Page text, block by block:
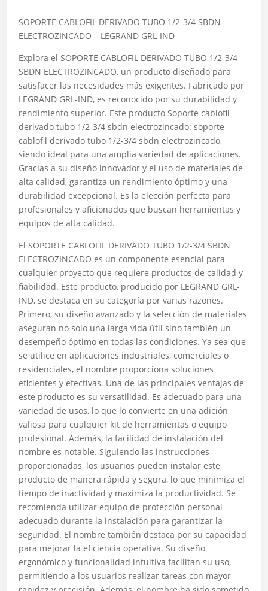
SOPORTE CABLOFIL DERIVADO TUBO 1/2-3/4 SBDN
ELECTROZINCADO – LEGRAND GRL-IND
Explora el SOPORTE CABLOFIL DERIVADO TUBO 1/2-3/4
SBDN ELECTROZINCADO, un producto diseñado para
satisfacer las necesidades más exigentes. Fabricado por
LEGRAND GRL-IND, es reconocido por su durabilidad y
rendimiento superior. Este producto Soporte cablofil
derivado tubo 1/2-3/4 sbdn electrozincado: soporte
cablofil derivado tubo 1/2-3/4 sbdn electrozincado,
siendo ideal para una amplia variedad de aplicaciones.
Gracias a su diseño innovador y el uso de materiales de
alta calidad, garantiza un rendimiento óptimo y una
durabilidad excepcional. Es la elección perfecta para
profesionales y aficionados que buscan herramientas y
equipos de alta calidad.
El SOPORTE CABLOFIL DERIVADO TUBO 1/2-3/4 SBDN
ELECTROZINCADO es un componente esencial para
cualquier proyecto que requiere productos de calidad y
fiabilidad. Este producto, producido por LEGRAND GRL-
IND, se destaca en su categoría por varias razones.
Primero, su diseño avanzado y la selección de materiales
aseguran no solo una larga vida útil sino también un
desempeño óptimo en todas las condiciones. Ya sea que
se utilice en aplicaciones industriales, comerciales o
residenciales, el nombre proporciona soluciones
eficientes y efectivas. Una de las principales ventajas de
este producto es su versatilidad. Es adecuado para una
variedad de usos, lo que lo convierte en una adición
valiosa para cualquier kit de herramientas o equipo
profesional. Además, la facilidad de instalación del
nombre es notable. Siguiendo las instrucciones
proporcionadas, los usuarios pueden instalar este
producto de manera rápida y segura, lo que minimiza el
tiempo de inactividad y maximiza la productividad. Se
recomienda utilizar equipo de protección personal
adecuado durante la instalación para garantizar la
seguridad. El nombre también destaca por su capacidad
para mejorar la eficiencia operativa. Su diseño
ergonómico y funcionalidad intuitiva facilitan su uso,
permitiendo a los usuarios realizar tareas con mayor